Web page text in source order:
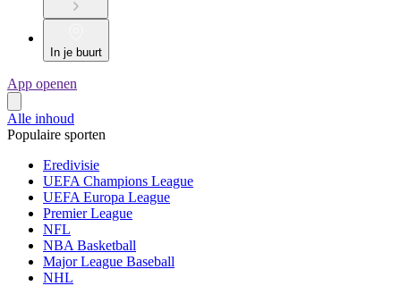
In je buurt
App openen
Alle inhoud
Populaire sporten
Eredivisie
UEFA Champions League
UEFA Europa League
Premier League
NFL
NBA Basketball
Major League Baseball
NHL